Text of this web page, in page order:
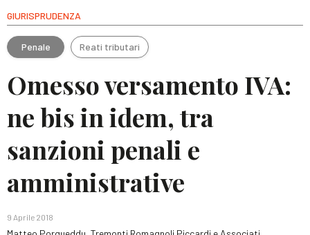
GIURISPRUDENZA
Penale Reati tributari
Omesso versamento IVA:
ne bis in idem, tra
sanzioni penali e
amministrative
9 Aprile 2018